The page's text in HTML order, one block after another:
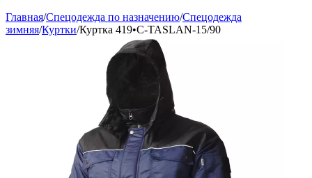
Главная/Спецодежда по назначению/Спецодежда
зимняя/Куртки/Куртка 419•C-TASLAN-15/90